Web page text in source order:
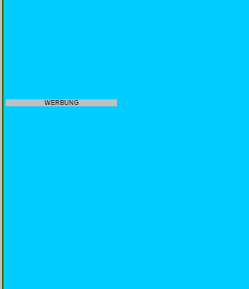
WERBUNG